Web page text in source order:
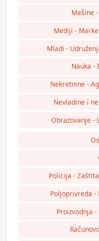
Mašine
Mediji -
Mladi -
Nauka -
Nekretnine -
Nevladine i
Obrazovanje -
Policija -
Poljoprivreda -
Proizvodnja